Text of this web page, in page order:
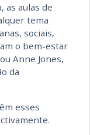
as aulas de
tema
sociais,
o bem-estar
Anne Jones,
da
esses